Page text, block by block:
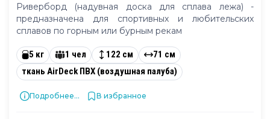
Риверборд (надувная доска для сплава лежа) -
предназначена для спортивных и любительских
сплавов по горным или бурным рекам
5 кг 1 чел 122 см
71 см
ткань AirDeck ПВХ (воздушная палуба)
Подробнее... В избранное